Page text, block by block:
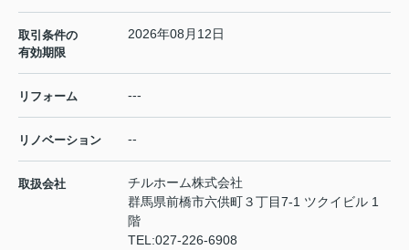
取引条件の
有効期限
2026年08月12日
リフォーム ---
リノベーション --
取扱会社
チルホーム株式会社
群馬県前橋市六供町３丁目7-1 ツクイビル 1
階
TEL:027-226-6908